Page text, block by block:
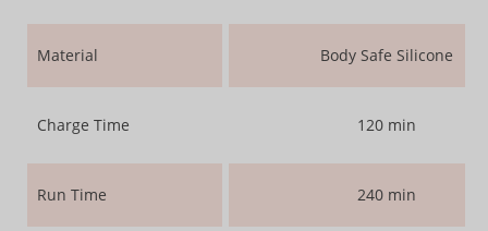
Material Body Safe Silicone
Charge Time 120 min
Run Time 240 min